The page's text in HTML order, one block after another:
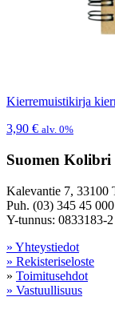
Kierremuistikirja
3,90 € alv. 0%
Suomen Kolibri
Kalevantie 7, 33100
Puh. (03) 345 45 000
Y-tunnus: 0833183-2
» Yhteystiedot
» Rekisteriseloste
» Toimitusehdot
» Vastuullisuus